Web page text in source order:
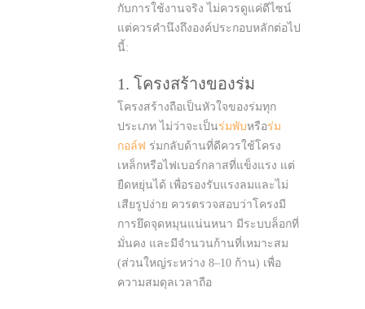
กับการใช้งานจริง ไม่ควรดูแค่ดีไซน์
แต่ควรคำนึงถึงองค์ประกอบหลักต่อไป
นี้:
1. โครงสร้างของร่ม
โครงสร้างถือเป็นหัวใจของร่มทุก
ประเภท ไม่ว่าจะเป็นร่มพับหรือร่ม
กอล์ฟ ร่มกลับด้านที่ดีควรใช้โครง
เหล็กหรือไฟเบอร์กลาสที่แข็งแรง แต่
ยืดหยุ่นได้ เพื่อรองรับแรงลมและไม่
เสียรูปง่าย ควรตรวจสอบว่าโครงมี
การยึดจุดหมุนแน่นหนา มีระบบล็อกที่
มั่นคง และมีจำนวนก้านที่เหมาะสม
(ส่วนใหญ่ระหว่าง 8–10 ก้าน) เพื่อ
ความสมดุลเวลาถือ